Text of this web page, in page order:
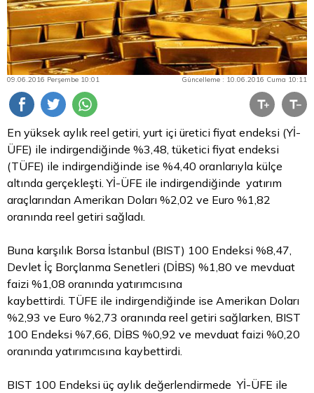
09.06.2016 Perşembe 10:01 Güncelleme : 10.06.2016 Cuma 10:11
En yüksek aylık reel getiri, yurt içi üretici fiyat endeksi (Yİ-
ÜFE) ile indirgendiğinde %3,48, tüketici fiyat endeksi
(TÜFE) ile indirgendiğinde ise %4,40 oranlarıyla külçe
altında gerçekleşti. Yİ-ÜFE ile indirgendiğinde yatırım
araçlarından Amerikan Doları %2,02 ve Euro %1,82
oranında reel getiri sağladı.
Buna karşılık Borsa İstanbul (BIST) 100 Endeksi %8,47,
Devlet İç Borçlanma Senetleri (DİBS) %1,80 ve mevduat
faizi %1,08 oranında yatırımcısına
kaybettirdi. TÜFE ile indirgendiğinde ise Amerikan Doları
%2,93 ve Euro %2,73 oranında reel getiri sağlarken, BIST
100 Endeksi %7,66, DİBS %0,92 ve mevduat faizi %0,20
oranında yatırımcısına kaybettirdi.
BIST 100 Endeksi üç aylık değerlendirmede Yİ-ÜFE ile